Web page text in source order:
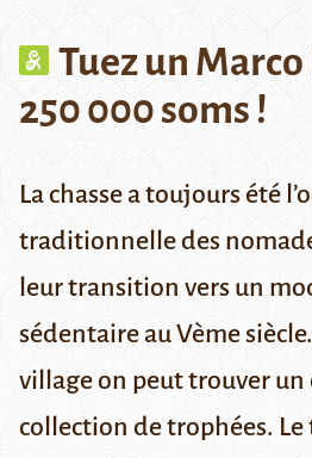
Tuez un
250 000 soms !
La chasse a toujours été
traditionnelle des
leur transition vers un
sédentaire au Vème
village on peut trouver un
collection de trophées.